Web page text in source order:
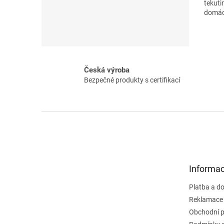
Česká výroba
Bezpečné produkty s certifikací
Platba a
Obchodní